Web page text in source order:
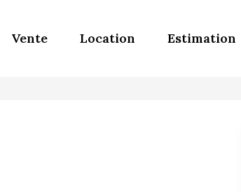
Vente Location Estimation